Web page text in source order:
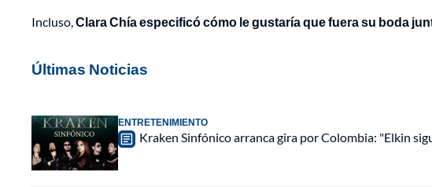
Incluso,Clara Chía especificó cómo le gustaría que fuera su boda
Últimas Noticias
ENTRETENIMIENTO
Kraken Sinfónico arranca gira por Colombia: "Elkin